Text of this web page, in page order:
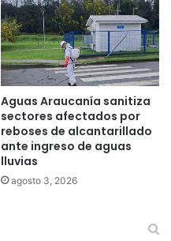
Aguas Araucanía sanitiza
sectores afectados por
reboses de alcantarillado
ante ingreso de aguas
lluvias
agosto 3, 2026